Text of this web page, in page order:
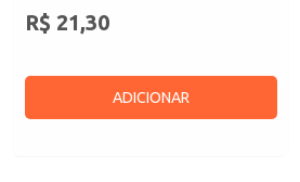
R$ 21,30
ADICIONAR